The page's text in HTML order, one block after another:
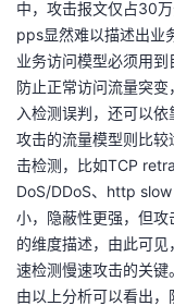
中，攻击报文仅占30
pps显然难以描述出业
业务访问模型必须用
防止正常访问流量突变
入检测误判，还可以
攻击的流量模型则比
击检测，比如TCP
DoS/DDoS、http
小，隐蔽性更强，但
的维度描述，由此可
速检测慢速攻击的关键。
由以上分析可以看出